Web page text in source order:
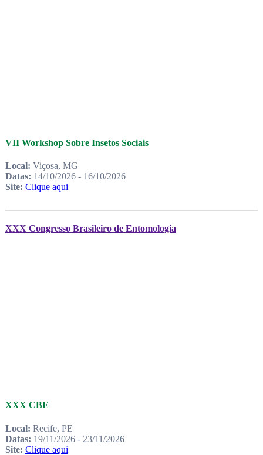
VII Workshop Sobre Insetos Sociais
Local: Viçosa, MG
Datas: 14/10/2026 - 16/10/2026
Site: Clique aqui
XXX Congresso Brasileiro de Entomologia
XXX CBE
Local: Recife, PE
Datas: 19/11/2026 - 23/11/2026
Site: Clique aqui